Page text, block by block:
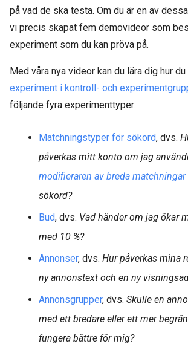
på vad de ska testa. Om du är en av
vi precis skapat fem demovideor som
experiment som du kan pröva på.
Med våra nya videor kan du lära dig hur du
experiment i kontroll- och
följande fyra experimenttyper:
Matchningstyper för sökord, dvs.
påverkas mitt konto om jag
modifieraren av breda matchningar
sökord?
Bud, dvs. Vad händer om jag ökar
med 10 %?
Annonser, dvs. Hur påverkas mina
ny annonstext och en ny
Annonsgrupper, dvs. Skulle en
med ett bredare eller ett mer
fungera bättre för mig?